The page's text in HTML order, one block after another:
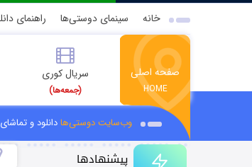
خانه سینمای دوستی‌ها راهنمای
صفحه اصلی
HOME
سریال کوری
(جمعه‌ها)
وب‌سایت دوستی‌هادانلود و
پیشنهادها